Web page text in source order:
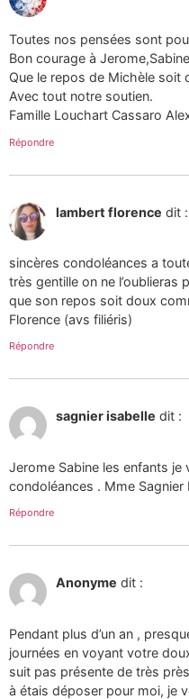
Toutes nos pensées sont
Bon courage à
Que le repos de Michèle soit
Avec tout notre soutien.
Famille Louchart Cassaro
Répondre
lambert florence dit :
sincères condoléances a
très gentille on ne l’oublieras
que son repos soit doux
Florence (avs filiéris)
Répondre
sagnier isabelle dit :
Jerome Sabine les enfants
condoléances . Mme
Répondre
Anonyme dit :
Pendant plus d’un an ,
journées en voyant votre
suit pas présente de très
à étais déposer pour moi, je